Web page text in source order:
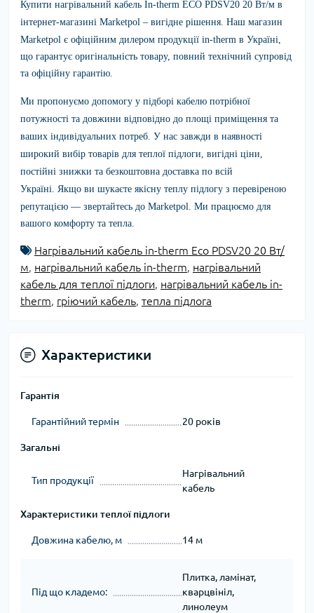
Купити нагрівальний кабель In-therm ECO PDSV20 20 Вт/м в
інтернет-магазині Marketpol – вигідне рішення. Наш магазин
Marketpol є офіційним дилером продукції in-therm в Україні,
що гарантує оригінальність товару, повний технічний супровід
та офіційну гарантію.
Ми пропонуємо допомогу у підборі кабелю потрібної
потужності та довжини відповідно до площі приміщення та
ваших індивідуальних потреб. У нас завжди в наявності
широкий вибір товарів для теплої підлоги, вигідні ціни,
постійні знижки та безкоштовна доставка по всій
Україні. Якщо ви шукаєте якісну теплу підлогу з перевіреною
репутацією — звертайтесь до Marketpol. Ми працюємо для
вашого комфорту та тепла.
Нагрівальний кабель in-therm Eco PDSV20 20 Вт/
м нагрівальний кабель in-therm нагрівальний
кабель для теплої підлоги нагрівальний кабель in-
therm гріючий кабель тепла підлога
Характеристики
Гарантія
Гарантійний термін 20 років
Загальні
Тип продукції
Нагрівальний
кабель
Характеристики теплої підлоги
Довжина кабелю, м 14 м
Під що кладемо:
Плитка, ламінат,
кварцвініл,
линолеум